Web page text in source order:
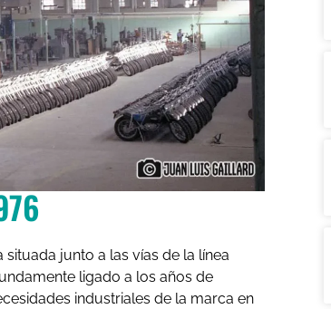
junto a las vías de la línea
ligado a los años de
industriales de la marca en